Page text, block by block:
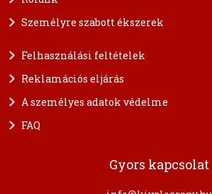
Személyre szabott ékszerek
Felhasználási feltételek
Reklamációs eljárás
A személyes adatok védelme
FAQ
Gyors kapcsolat